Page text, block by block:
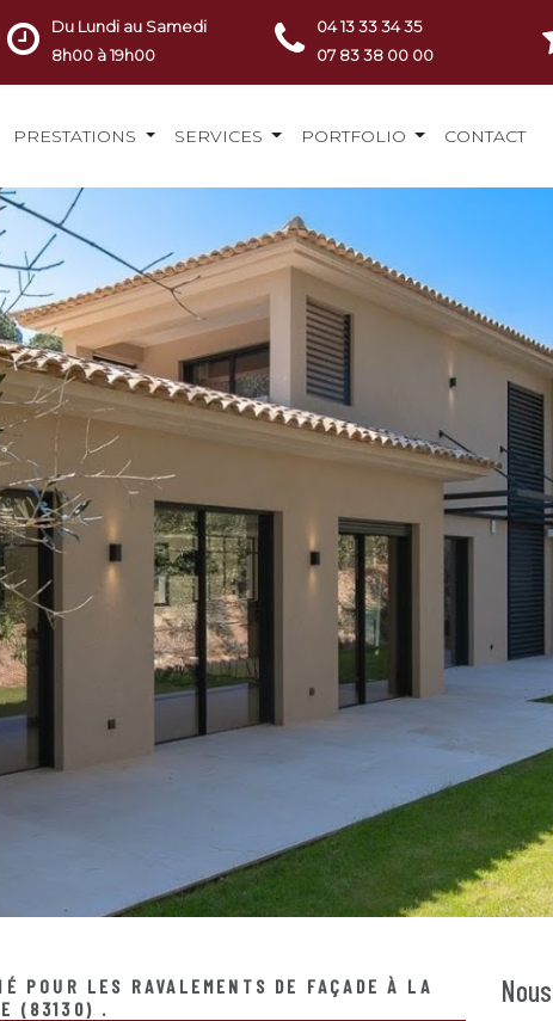
Du Lundi au Samedi
8h00 à 19h00
04 13 33 34 35
07 83 38 00 00
PRESTATIONS SERVICES PORTFOLIO CONTACT
LES RAVALEMENTS DE FAÇADE À LA
(83130) .